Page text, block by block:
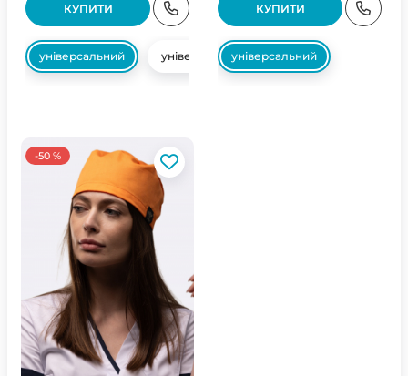
КУПИТИ
універсальний універсальний
КУПИТИ
універсальний
-50 %